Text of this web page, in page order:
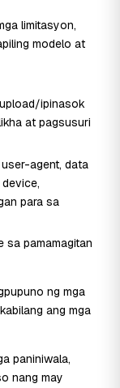
limitasyon,
modelo at
ipinasok
at pagsusuri
agent, data
para sa
sa pamamagitan
ng mga
ang mga
paniniwala,
nang may